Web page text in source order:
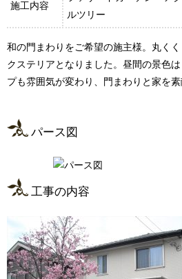
施工内容
ルツリー
和の門まわりをご希望の施主様。丸く
クステリアとなりました。昼間の景色
プも雰囲気が変わり、門まわりと家を素
パース図
工事の内容